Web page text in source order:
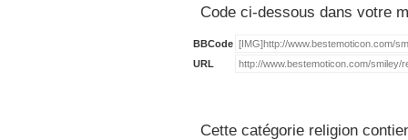
Code ci-dessous dans votre
BBCode
URL
Cette catégorie religion